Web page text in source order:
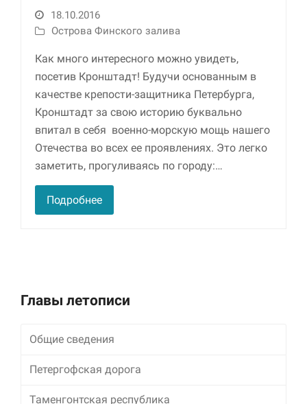
18.10.2016
Острова Финского залива
Как много интересного можно увидеть,
посетив Кронштадт! Будучи основанным в
качестве крепости-защитника Петербурга,
Кронштадт за свою историю буквально
впитал в себя военно-морскую мощь нашего
Отечества во всех ее проявлениях. Это легко
заметить, прогуливаясь по городу:…
Подробнее
Главы летописи
Общие сведения
Петергофская дорога
Таменгонтская республика
Использование
этих файлов cookie
необходимы для
функционирования
веб-сайта.
Статистика и